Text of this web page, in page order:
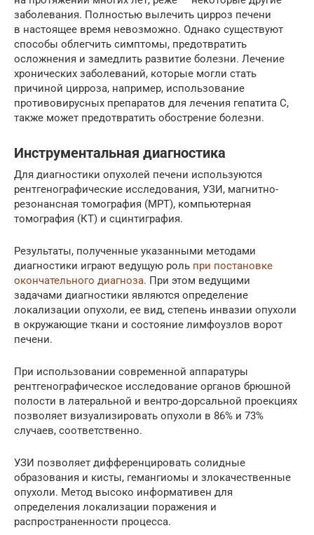
заболевания. Полностью вылечить цирроз печени
в настоящее время невозможно. Однако существуют
способы облегчить симптомы, предотвратить
осложнения и замедлить развитие болезни. Лечение
хронических заболеваний, которые могли стать
причиной цирроза, например, использование
противовирусных препаратов для лечения гепатита С,
также может предотвратить обострение болезни.
Инструментальная диагностика
Для диагностики опухолей печени используются
рентгенографические исследования, УЗИ, магнитно-
резонансная томография (МРТ), компьютерная
томография (КТ) и сцинтиграфия.
Результаты, полученные указанными методами
диагностики играют ведущую роль при постановке
окончательного диагноза. При этом ведущими
задачами диагностики являются определение
локализации опухоли, ее вид, степень инвазии опухоли
в окружающие ткани и состояние лимфоузлов ворот
печени.
При использовании современной аппаратуры
рентгенографическое исследование органов брюшной
полости в латеральной и вентро-дорсальной проекциях
позволяет визуализировать опухоли в 86% и 73%
случаев, соответственно.
УЗИ позволяет дифференцировать солидные
образования и кисты, гемангиомы и злокачественные
опухоли. Метод высоко информативен для
определения локализации поражения и
распространенности процесса.